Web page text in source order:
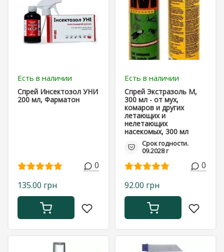
Есть в наличии
Спрей Инсектозол УНИ
200 мл, Фарматон
0
135.00 грн
Есть в наличии
Спрей Экстразоль М,
300 мл - от мух,
комаров и других
летающих и
нелетающих
насекомых, 300 мл
Срок годности.
09.2028 г
0
92.00 грн